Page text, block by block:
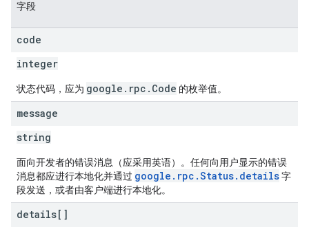
字段
code
integer
状态代码，应为 google.rpc.Code 的枚举值。
message
string
面向开发者的错误消息（应采用英语）。任何向用户显示的错误
消息都应进行本地化并通过 google.rpc.Status.details字
段发送，或者由客户端进行本地化。
details[]